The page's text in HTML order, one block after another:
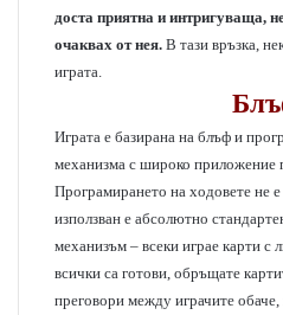
доста приятна и интригуваща,
очаквах от нея. В тази връзка,
играта.
Играта е базирана на блъф и
механизма с широко приложение
Програмирането на ходовете не
използван е абсолютно
механизъм – всеки играе карти с
всички са готови, обръщате
преговори между играчите